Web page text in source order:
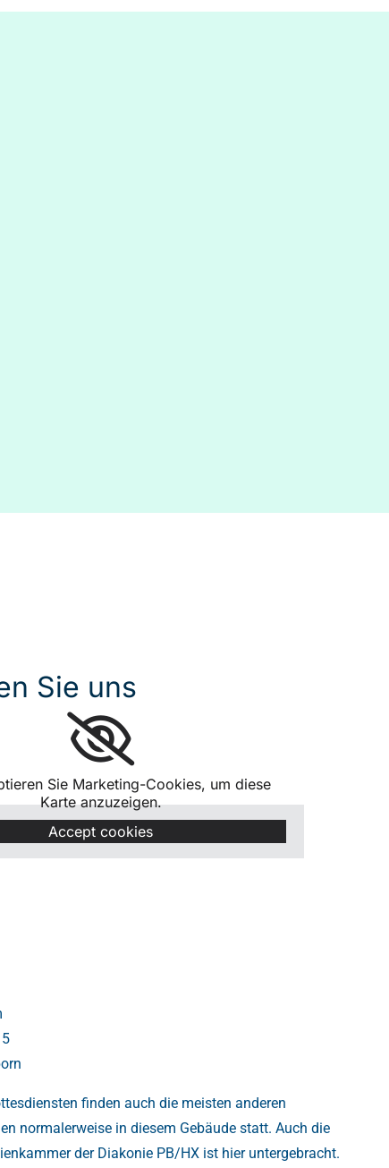
Sie uns
Sie Marketing-Cookies, um diese
Karte anzuzeigen.
Accept cookies
finden auch die meisten anderen
normalerweise in diesem Gebäude statt. Auch die
der Diakonie PB/HX ist hier untergebracht.